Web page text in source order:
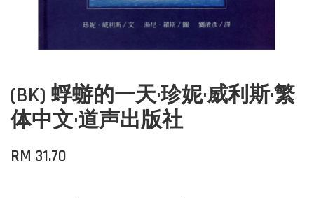
(BK) 蜉蝣的一天·珍妮·威利斯·繁
体中文·道声出版社
RM 31.70